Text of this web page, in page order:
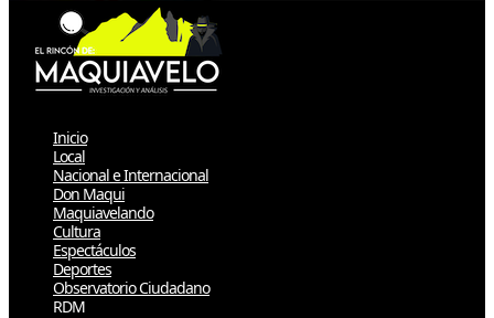
Inicio
Local
Nacional e Internacional
Don Maqui
Maquiavelando
Cultura
Espectáculos
Deportes
Observatorio Ciudadano
RDM